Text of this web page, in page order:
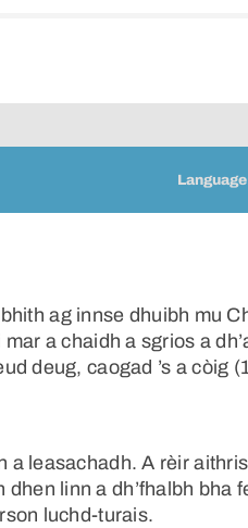
ag innse dhuibh mu
a chaidh a sgrios a
deug, caogad ’s a còig
a leasachadh. A rèir
linn a dh’fhalbh bha
luchd-turais.